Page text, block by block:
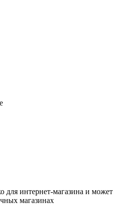
для интернет-магазина и может
магазинах